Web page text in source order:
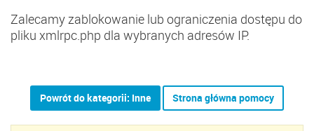
Zalecamy zablokowanie lub ograniczenia dostępu do
pliku xmlrpc.php dla wybranych adresów IP.
Powrót do kategorii: Inne Strona główna pomocy